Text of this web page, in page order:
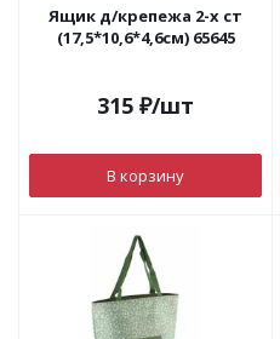
Ящик д/крепежа 2-х ст
(17,5*10,6*4,6см) 65645
315 ₽/шт
В корзину